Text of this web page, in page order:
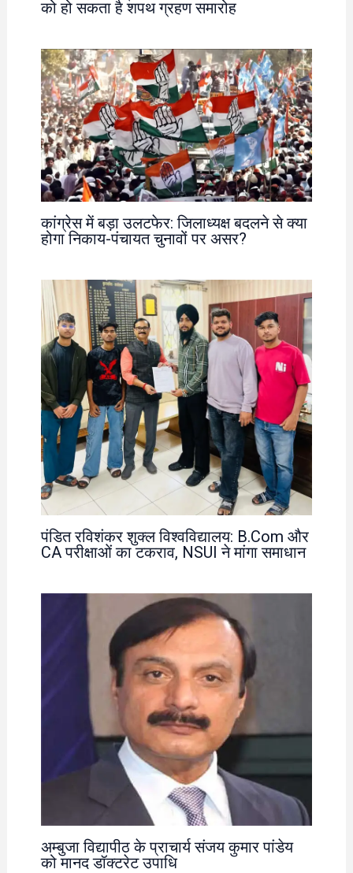
को हो सकता है शपथ ग्रहण समारोह
कांग्रेस में बड़ा उलटफेर: जिलाध्यक्ष बदलने से क्या
होगा निकाय-पंचायत चुनावों पर असर?
पंडित रविशंकर शुक्ल विश्वविद्यालय: B.Com और
CA परीक्षाओं का टकराव, NSUI ने मांगा समाधान
अम्बुजा विद्यापीठ के प्राचार्य संजय कुमार पांडेय
को मानद डॉक्टरेट उपाधि